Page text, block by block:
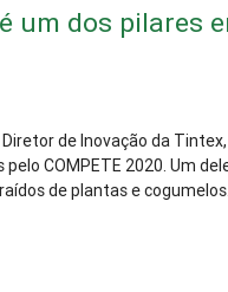
um dos pilares
de Inovação da
COMPETE 2020. Um
de plantas e